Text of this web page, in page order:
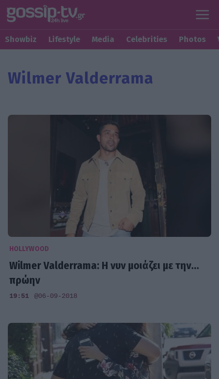
Showbiz Lifestyle Media Celebrities Photos
Wilmer Valderrama
HOLLYWOOD
Wilmer Valderrama: Η νυν μοιάζει με την…
πρώην
19:51 @06-09-2018